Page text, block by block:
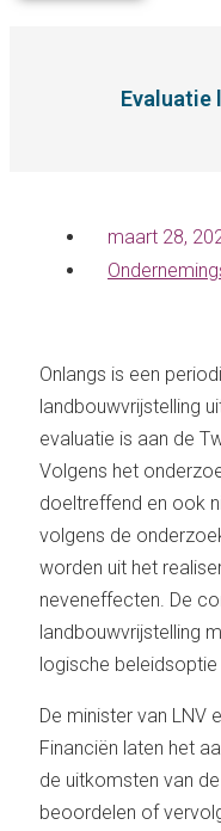
Evaluatie
maart 28,
Onlangs is een
landbouwvrijstelling
evaluatie is aan de
Volgens het
doeltreffend en ook
volgens de
worden uit het
neveneffecten. De
landbouwvrijstelling
logische beleidsoptie
De minister van LNV
Financiën laten het
de uitkomsten van
beoordelen of